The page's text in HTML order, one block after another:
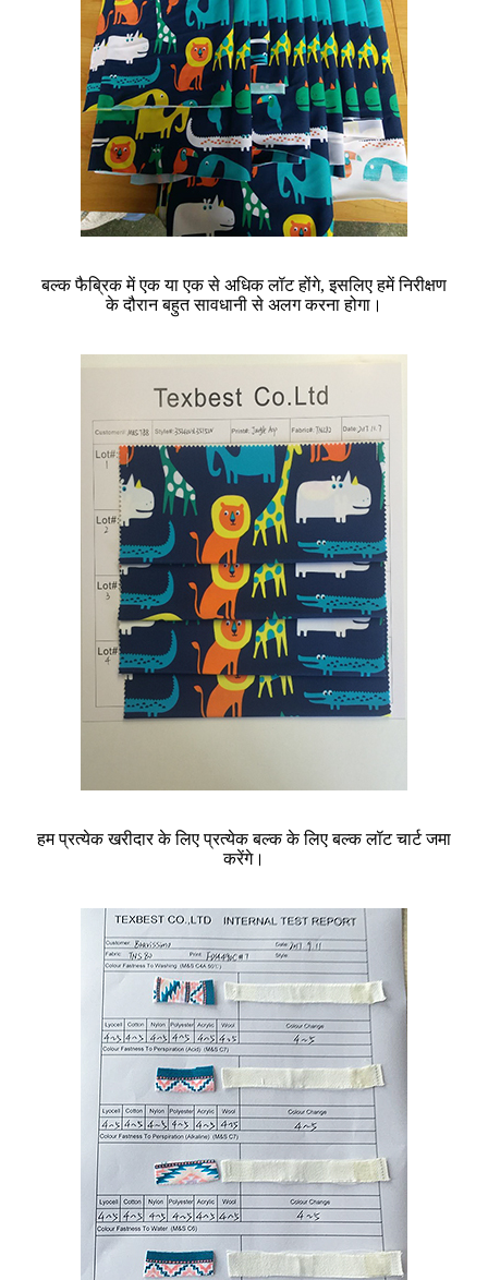
बल्क फैब्रिक में एक या एक से अधिक लॉट होंगे, इसलिए हमें निरीक्षण
के दौरान बहुत सावधानी से अलग करना होगा।
हम प्रत्येक खरीदार के लिए प्रत्येक बल्क के लिए बल्क लॉट चार्ट जमा
करेंगे।